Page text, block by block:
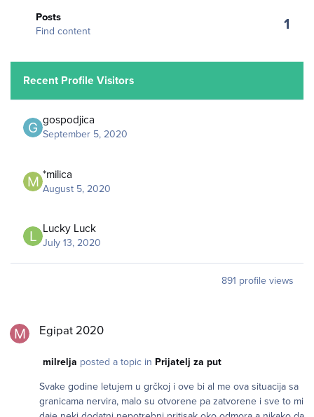
Posts
Find content
1
Recent Profile Visitors
gospodjica
September 5, 2020
*milica
August 5, 2020
Lucky Luck
July 13, 2020
891 profile views
Egipat 2020
milrelja posted a topic in Prijatelj za put
Svake godine letujem u grčkoj i ove bi al me ova situacija sa
granicama nervira, malo su otvorene pa zatvorene i sve to mi